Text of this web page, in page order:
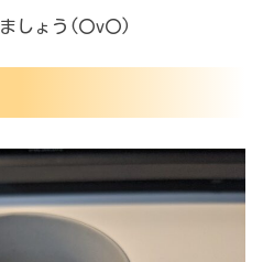
しょう(〇v〇)